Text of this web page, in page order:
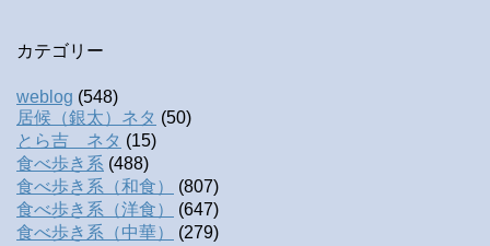
カテゴリー
weblog (548)
居候（銀太）ネタ (50)
とら吉 ネタ (15)
食べ歩き系 (488)
食べ歩き系（和食）
(807)
食べ歩き系（洋食）
(647)
食べ歩き系（中華）
(279)